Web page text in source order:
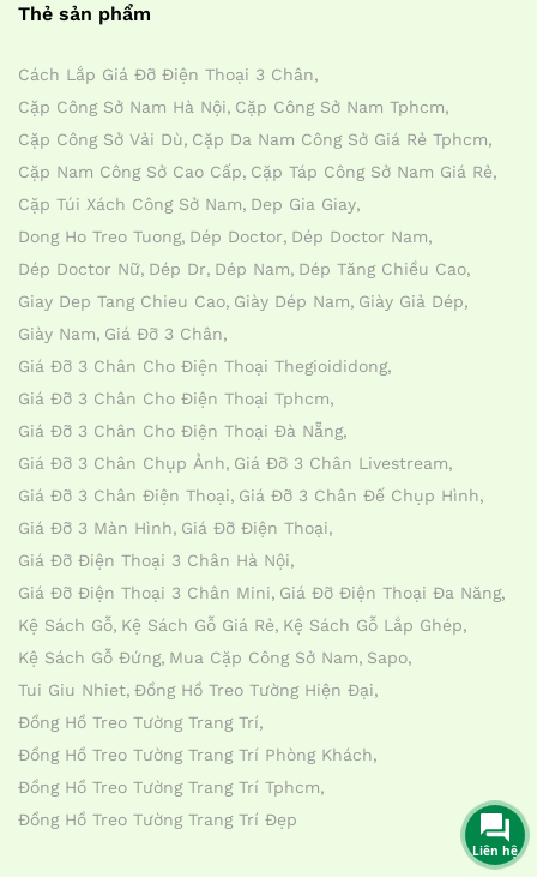
Thẻ sản phẩm
Cách Lắp Giá Đỡ Điện Thoại 3 Chân
Cặp Công Sở Nam Hà Nội Cặp Công Sở Nam Tphcm
Cặp Công Sở Vải Dù Cặp Da Nam Công Sở Giá Rẻ Tphcm
Cặp Nam Công Sở Cao Cấp Cặp Táp Công Sở Nam Giá Rẻ
Cặp Túi Xách Công Sở Nam Dep Gia Giay
Dong Ho Treo Tuong Dép Doctor Dép Doctor Nam
Dép Doctor Nữ Dép Dr Dép Nam Dép Tăng Chiều Cao
Giay Dep Tang Chieu Cao Giày Dép Nam Giày Giả Dép
Giày Nam Giá Đỡ 3 Chân
Giá Đỡ 3 Chân Cho Điện Thoại Thegioididong
Giá Đỡ 3 Chân Cho Điện Thoại Tphcm
Giá Đỡ 3 Chân Cho Điện Thoại Đà Nẵng
Giá Đỡ 3 Chân Chụp Ảnh Giá Đỡ 3 Chân Livestream
Giá Đỡ 3 Chân Điện Thoại Giá Đỡ 3 Chân Đế Chụp Hình
Giá Đỡ 3 Màn Hình Giá Đỡ Điện Thoại
Giá Đỡ Điện Thoại 3 Chân Hà Nội
Giá Đỡ Điện Thoại 3 Chân Mini Giá Đỡ Điện Thoại Đa Năng
Kệ Sách Gỗ Kệ Sách Gỗ Giá Rẻ Kệ Sách Gỗ Lắp Ghép
Kệ Sách Gỗ Đứng Mua Cặp Công Sở Nam Sapo
Tui Giu Nhiet Đồng Hồ Treo Tường Hiện Đại
Đồng Hồ Treo Tường Trang Trí
Đồng Hồ Treo Tường Trang Trí Phòng Khách
Đồng Hồ Treo Tường Trang Trí Tphcm
Đồng Hồ Treo Tường Trang Trí Đẹp
Liên hệ